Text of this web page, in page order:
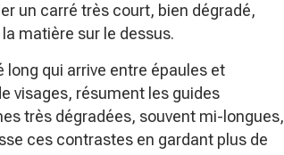
un carré très court, bien dégradé,
matière sur le dessus.
qui arrive entre épaules et
visages, résument les guides
très dégradées, souvent mi-longues,
ces contrastes en gardant plus de